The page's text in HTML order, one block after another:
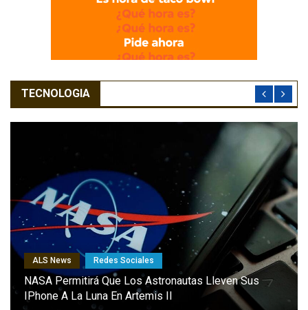
TECNOLOGIA
ALS News Redes Sociales
NASA Permitirá Que Los Astronautas Lleven Sus
IPhone A La Luna En Artemis II